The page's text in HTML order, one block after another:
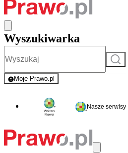
Wyszukiwarka
Szukaj
Moje Prawo.pl
- rejestracja i logowanie do serwisu
Nasze serwisy